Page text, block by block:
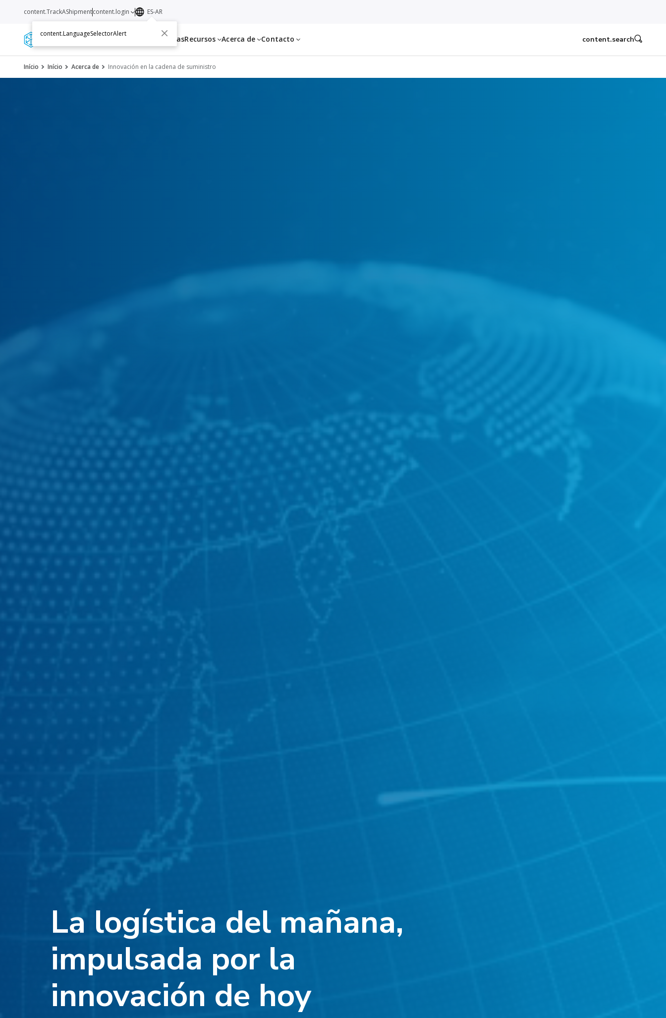
Servicios TransportistasRecursos Acerca de Contacto
content.TrackAShipmentcontent.login ES-AR
content.LanguageSelectorAlert
content.search
Início Início Acerca de Innovación en la cadena de suministro
La logística del mañana,
impulsada por la
innovación de hoy